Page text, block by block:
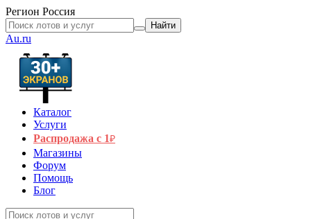
Регион Россия
Найти
Au.ru
Каталог
Услуги
Распродажа с 1₽
Магазины
Форум
Помощь
Блог